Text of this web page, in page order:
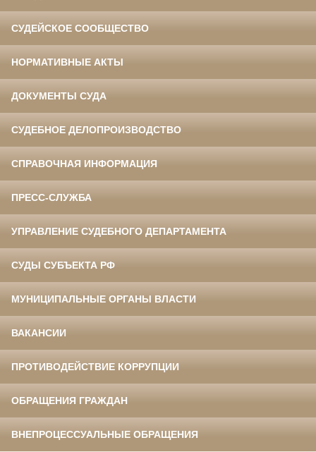
СУДЕЙСКОЕ СООБЩЕСТВО
НОРМАТИВНЫЕ АКТЫ
ДОКУМЕНТЫ СУДА
СУДЕБНОЕ ДЕЛОПРОИЗВОДСТВО
СПРАВОЧНАЯ ИНФОРМАЦИЯ
ПРЕСС-СЛУЖБА
УПРАВЛЕНИЕ СУДЕБНОГО ДЕПАРТАМЕНТА
СУДЫ СУБЪЕКТА РФ
МУНИЦИПАЛЬНЫЕ ОРГАНЫ ВЛАСТИ
ВАКАНСИИ
ПРОТИВОДЕЙСТВИЕ КОРРУПЦИИ
ОБРАЩЕНИЯ ГРАЖДАН
ВНЕПРОЦЕССУАЛЬНЫЕ ОБРАЩЕНИЯ